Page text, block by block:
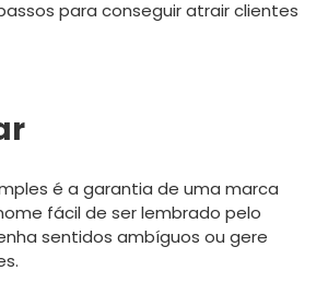
para conseguir atrair clientes
é a garantia de uma marca
fácil de ser lembrado pelo
sentidos ambíguos ou gere